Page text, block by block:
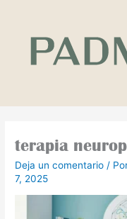
contenido
terapia
Deja un comentario /
7, 2025